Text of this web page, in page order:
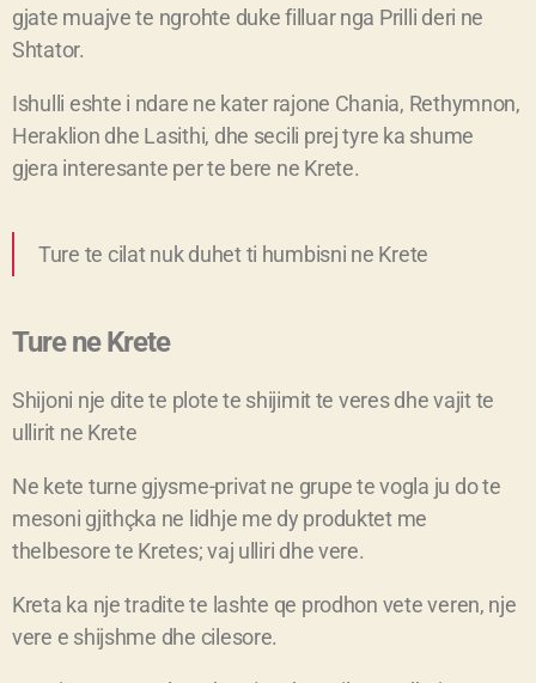
gjate muajve te ngrohte duke filluar nga Prilli deri ne
Shtator.
Ishulli eshte i ndare ne kater rajone Chania, Rethymnon,
Heraklion dhe Lasithi, dhe secili prej tyre ka shume
gjera interesante per te bere ne Krete.
Ture te cilat nuk duhet ti humbisni ne Krete
Ture ne Krete
Shijoni nje dite te plote te shijimit te veres dhe vajit te
ullirit ne Krete
Ne kete turne gjysme-privat ne grupe te vogla ju do te
mesoni gjithçka ne lidhje me dy produktet me
thelbesore te Kretes; vaj ulliri dhe vere.
Kreta ka nje tradite te lashte qe prodhon vete veren, nje
vere e shijshme dhe cilesore.